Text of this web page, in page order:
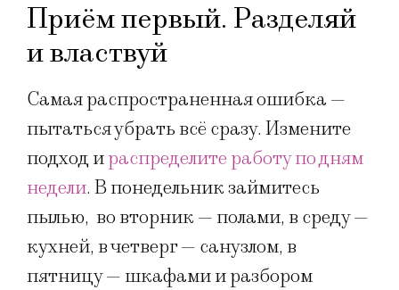
Приём первый. Разделяй
и властвуй
Самая распространенная ошибка —
пытаться убрать всё сразу. Измените
подход ираспределите работу по дням
недели. В понедельник займитесь
пылью, во вторник — полами, в среду —
кухней, в четверг — санузлом, в
пятницу — шкафами и разбором